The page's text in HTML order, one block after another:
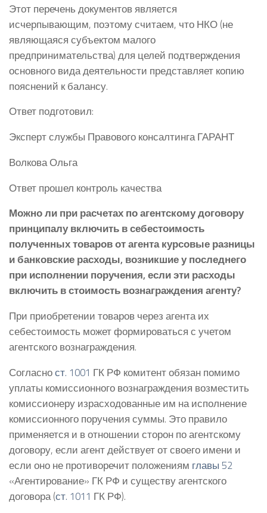
Этот перечень документов является
исчерпывающим, поэтому считаем, что НКО (не
являющаяся субъектом малого
предпринимательства) для целей подтверждения
основного вида деятельности представляет копию
пояснений к балансу.
Ответ подготовил:
Эксперт службы Правового консалтинга ГАРАНТ
Волкова Ольга
Ответ прошел контроль качества
Можно ли при расчетах по агентскому договору
принципалу включить в себестоимость
полученных товаров от агента курсовые разницы
и банковские расходы, возникшие у последнего
при исполнении поручения, если эти расходы
включить в стоимость вознаграждения агенту?
При приобретении товаров через агента их
себестоимость может формироваться с учетом
агентского вознаграждения.
Согласност. 1001 ГК РФ комитент обязан помимо
уплаты комиссионного вознаграждения возместить
комиссионеру израсходованные им на исполнение
комиссионного поручения суммы. Это правило
применяется и в отношении сторон по агентскому
договору, если агент действует от своего имени и
если оно не противоречит положениям главы 52
«Агентирование» ГК РФ и существу агентского
договора (ст. 1011 ГК РФ).